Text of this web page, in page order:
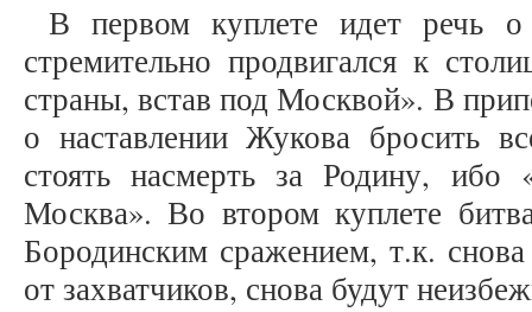
В первом куплете идет речь
стремительно продвигался к
страны, встав под Москвой». В
о наставлении Жукова бросить
стоять насмерть за Родину, ибо
Москва». Во втором куплете
Бородинским сражением, т.к.
от захватчиков, снова будут